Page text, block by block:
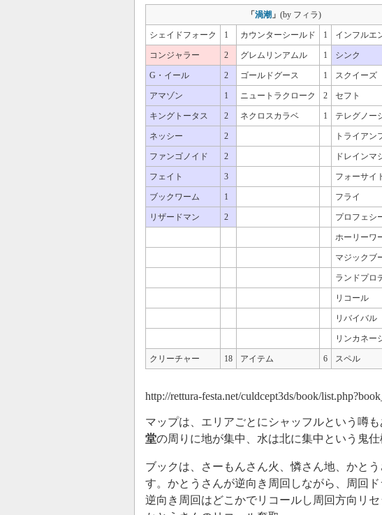
「 渦潮 」 (by フィラ)
シェイドフォーク 1 カウンターシールド 1 インフルエ
コンジャラー 2 グレムリンアムル 1 シンク
G・イール 2 ゴールドグース 1 スクイーズ
アマゾン 1 ニュートラクローク 2 セフト
キングトータス 2 ネクロスカラベ 1 テレグノー
ネッシー 2 トライアン
ファンゴノイド 2 ドレインマ
フェイト 3 フォーサイ
ブックワーム 1 フライ
リザードマン 2 プロフェシ
ホーリーワ
マジックブ
ランドプロ
リコール
リバイバル
リンカネー
クリーチャー 18 アイテム 6 スペル
http://rettura-festa.net/culdcept3ds/book/
マップは、エリアごとにシャッフルという噂
堂の周りに地が集中、水は北に集中という鬼仕
ブックは、さーもんさん火、憐さん地、かと
す。かとうさんが逆向き周回しながら、周回
逆向き周回はどこかでリコールし周回方向リ